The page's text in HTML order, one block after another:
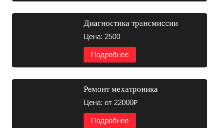
Диагностика трансмиссии
Цена: 2500
Подробнее
Ремонт мехатроника
Цена: от 22000₽
Подробнее